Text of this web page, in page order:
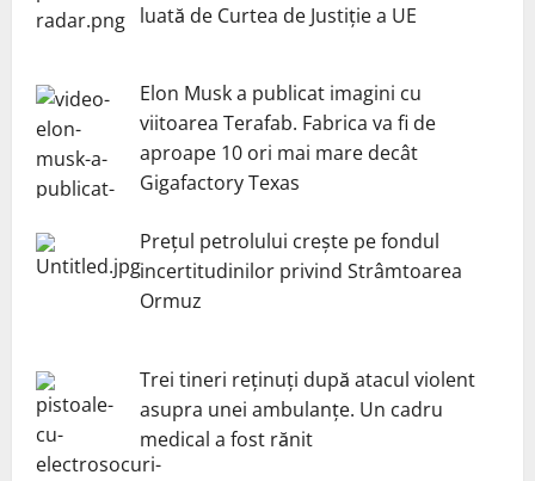
luată de Curtea de Justiție a UE
Elon Musk a publicat imagini cu
viitoarea Terafab. Fabrica va fi de
aproape 10 ori mai mare decât
Gigafactory Texas
Prețul petrolului crește pe fondul
incertitudinilor privind Strâmtoarea
Ormuz
Trei tineri reținuți după atacul violent
asupra unei ambulanțe. Un cadru
medical a fost rănit